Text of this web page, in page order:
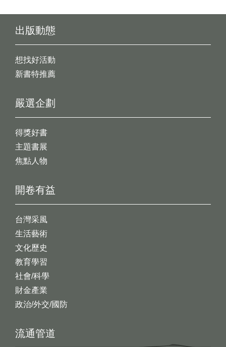
出版動態
想找好活動
新書特推薦
開卷有益
台灣采風
生活藝術
文化歷史
教育學習
社會/科學
財金產業
政治/外交/國防
嚴選企劃
得獎好書
主題書展
焦點人物
流通管道